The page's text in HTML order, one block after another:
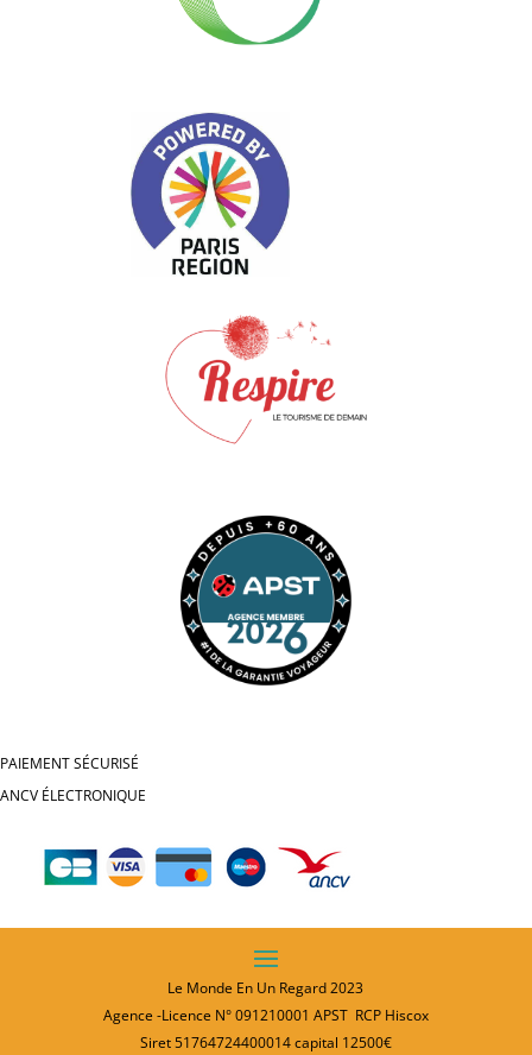
PAIEMENT SÉCURISÉ
ANCV ÉLECTRONIQUE
Le Monde En Un Regard 2023
Agence -Licence N° 091210001 APST RCP Hiscox
Siret 51764724400014 capital 12500€